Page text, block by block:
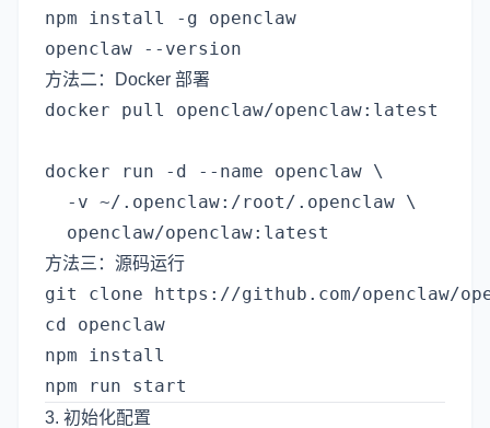
npm install -g openclaw
方法二：Docker 部署
docker pull openclaw/openclaw:latest
docker run -d --name openclaw \
  -v ~/.openclaw:/root/.openclaw \
方法三：源码运行
git clone https://github.com/openclaw/
cd openclaw
npm install
3. 初始化配置